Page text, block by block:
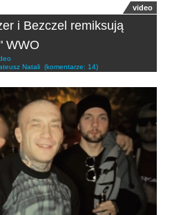
video
i Bezczel remiksują
WWO
Natali (komentarze: 14)